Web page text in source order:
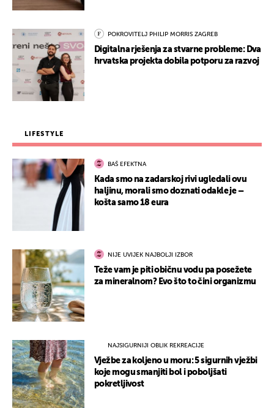
POKROVITELJ PHILIP MORRIS ZAGREB
Digitalna rješenja za stvarne probleme: Dva
hrvatska projekta dobila potporu za razvoj
LIFESTYLE
BAŠ EFEKTNA
Kada smo na zadarskoj rivi ugledali ovu
haljinu, morali smo doznati odakle je –
košta samo 18 eura
NIJE UVIJEK NAJBOLJI IZBOR
Teže vam je piti običnu vodu pa posežete
za mineralnom? Evo što to čini organizmu
NAJSIGURNIJI OBLIK REKREACIJE
Vježbe za koljeno u moru: 5 sigurnih vježbi
koje mogu smanjiti bol i poboljšati
pokretljivost